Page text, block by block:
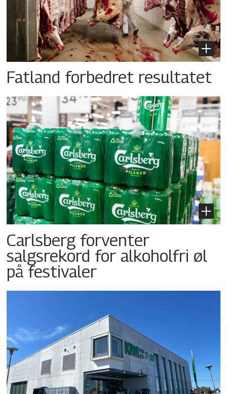
Fatland forbedret resultatet
Carlsberg forventer
salgsrekord for alkoholfri øl
på festivaler